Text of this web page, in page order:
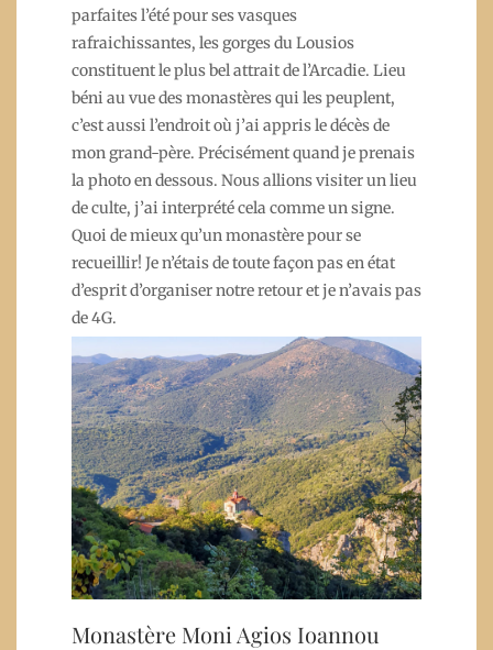
parfaites l’été pour ses vasques
rafraichissantes, les gorges du Lousios
constituent le plus bel attrait de l’Arcadie. Lieu
béni au vue des monastères qui les peuplent,
c’est aussi l’endroit où j’ai appris le décès de
mon grand-père. Précisément quand je prenais
la photo en dessous. Nous allions visiter un lieu
de culte, j’ai interprété cela comme un signe.
Quoi de mieux qu’un monastère pour se
recueillir! Je n’étais de toute façon pas en état
d’esprit d’organiser notre retour et je n’avais pas
de 4G.
Monastère Moni Agios Ioannou